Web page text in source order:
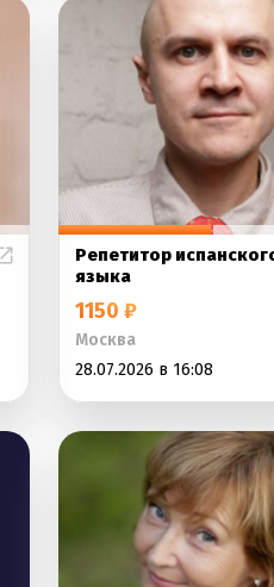
Репетитор
языка
1150 ₽
Москва
28.07.2026 в 16:08